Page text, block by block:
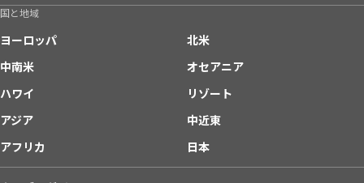
国と地域
ヨーロッパ
北米
中南米
オセアニア
ハワイ
リゾート
アジア
中近東
アフリカ
日本